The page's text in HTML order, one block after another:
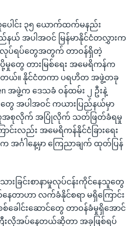
ေါင်း ၃၅ ယောက်ထက်မနည်း
ယ် အပါအဝင် မြန်မာနိုင်ငံတလွှားက
ပ်ရပ်တွေအတွက် တာဝန်ရှိတဲ့
ေ တားမြစ်ရေး အမေရိကန်က
ယ်။ နိုင်ငံတကာ ပရဟိတ အဖွဲ့တခု
အဖွဲ့က ဒေသခံ ဝန်ထမ်း ၂ ဦးနဲ့
ေ အပါအဝင် ကယားပြည်နယ်မှာ
အစုလိုက် အပြုံလိုက် သတ်ဖြတ်ခံရမှု
ာင်းလည်း အမေရိကန်နိုင်ငံခြားရေး
က အင်္ဂါနေ့မှာ ကြေညာချက် ထုတ်ပြန်
းခြင်းစာနာမှုလုပ်ငန်းကိုင်နေသူတွေ
တာဟာ လက်ခံနိုင်စရာ မရှိကြောင်း
ေါင်းဆောင်တွေ တာဝန်ခံမှုရှိအောင်
းလိုအပ်နေတယ်ဆိုတာ အခုဖြစ်ရပ်